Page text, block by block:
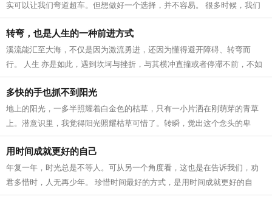
实可以让我们弯道超车。但想做好一个选择，并不容易。 很多时候，我们
看不准前方的路，到底什么才是好...
转弯，也是人生的一种前进方式
溪流能汇至大海，不仅是因为激流勇进，还因为懂得避开障碍、转弯而
行。 人生 亦是如此，遇到坎坷与挫折，与其横冲直撞或者停滞不前，不如
绕一绕、转个弯。在人生道路上，我们...
多快的手也抓不到阳光
地上的阳光，一多半照耀着白金色的枯草，只有一小片洒在刚萌芽的青草
上。潜意识里，我觉得阳光照耀枯草可惜了。转瞬，觉出这个念头的卑
劣。 这不是阳光的想法，而是我的私念。...
用时间成就更好的自己
年复一年，时光总是不等人。可从另一个角度看，这也是在告诉我们，劝
君多惜时，人无再少年。 珍惜时间最好的方式，是用时间成就更好的自
己。 做好这几件事，才能不负岁月，不...